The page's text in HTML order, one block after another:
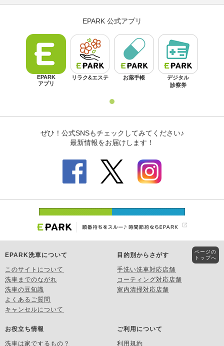
EPARK洗車について
このサイトについて
洗車までのながれ
洗車の豆知識
よくあるご質問
キャンセルについて
目的別からさがす
手洗い洗車対応店舗
コーティング対応店舗
室内清掃対応店舗
お役立ち情報
洗車は家でするもの？
ご利用について
利用規約
ページの
トップへ